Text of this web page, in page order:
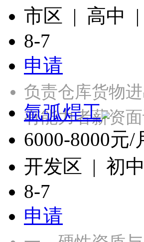
市区 | 高中 |
8-7
申请
负责仓库货物
有能力者薪资
氩弧焊工
6000-8000元/
开发区 | 初
8-7
申请